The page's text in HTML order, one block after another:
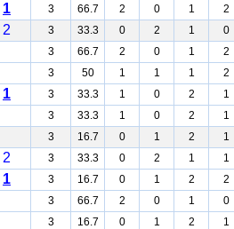
1 3 66.7 2 0 1
2
2 3 33.3 0 2 1
0
3 66.7 2 0 1
2
3 50 1 1 1
2
1 3 33.3 1 0 2
1
3 33.3 1 0 2
1
3 16.7 0 1 2
1
2 3 33.3 0 2 1
1
1 3 16.7 0 1 2
2
3 66.7 2 0 1
0
3 16.7 0 1 2
1